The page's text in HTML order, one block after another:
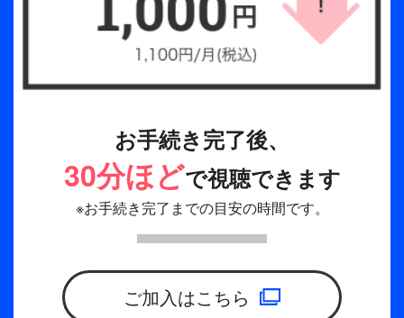
お手続き完了後、
30分ほどで視聴できます
※お手続き完了までの目安の時間です。
ご加入はこちら